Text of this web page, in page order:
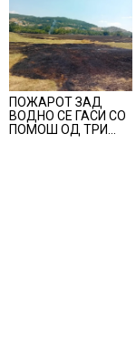
ПОЖАРОТ ЗАД
ВОДНО СЕ ГАСИ СО
ПОМОШ ОД ТРИ